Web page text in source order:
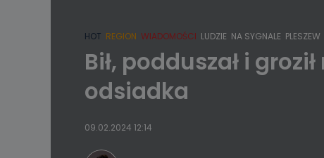
HOT REGION WIADOMOŚCI LUDZIE NA SYGNALE PLESZEW
Bił, podduszał i
odsiadka
09.02.2024 12:14